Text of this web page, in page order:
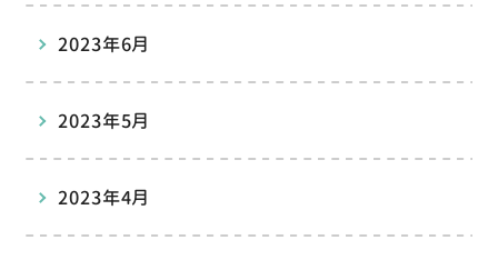
2023年6月
2023年5月
2023年4月